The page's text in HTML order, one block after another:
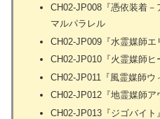
CH02-JP008『憑依装着
マルパラレル
CH02-JP009『水霊媒師エ
CH02-JP010『火霊媒師ヒ
CH02-JP011『風霊媒師ウ
CH02-JP012『地霊媒師ア
CH02-JP013『ジゴバイト』